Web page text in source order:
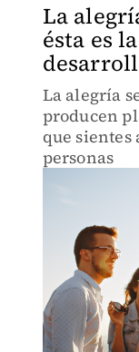
La
ésta es
La alegría
producen
que
personas